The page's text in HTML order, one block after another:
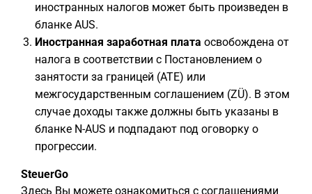
иностранных налогов может быть произведен в
бланке AUS.
Иностранная заработная плата освобождена от
налога в соответствии с Постановлением о
занятости за границей (ATE) или
межгосударственным соглашением (ZÜ). В этом
случае доходы также должны быть указаны в
бланке N-AUS и подпадают под оговорку о
прогрессии.
SteuerGo
Здесь Вы можете ознакомиться с соглашениями